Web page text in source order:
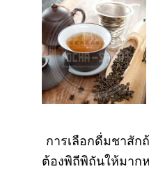
การเลือกดื่มชาสัก
ต้องพิถีพิถันให้มาก